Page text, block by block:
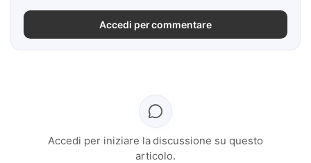
Accedi per commentare
Accedi per iniziare la discussione su questo
articolo.